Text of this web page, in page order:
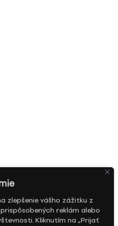
zlepšenie vášho zážitku z
reklám alebo
Kliknutím na „Prijať